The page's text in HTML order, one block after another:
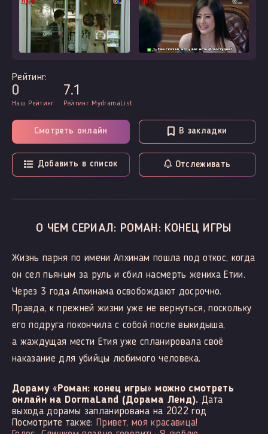
Рейтинг:
0
Наш Рейтинг
7.1
Рейтинг MydramaList
Смотреть онлайн В закладки
Добавить в список Отслеживать
О ЧЕМ СЕРИАЛ: РОМАН: КОНЕЦ ИГРЫ
Жизнь парня по имени Апхинам пошла под откос, когда
он сел пьяным за руль и сбил насмерть жениха Етии.
Через 3 года Апхинама освобождают досрочно.
Правда, к прежней жизни уже не вернуться, поскольку
его подруга покончила с собой после выкидыша,
а жаждущая мести Етия уже спланировала своё
наказание для убийцы любимого человека.
Дораму «Роман: конец игры» можно смотреть
онлайн на DormaLand (Дорама Ленд). Дата
выхода дорамы запланирована на 2022 год
Посмотрите также: Привет, моя красавица!